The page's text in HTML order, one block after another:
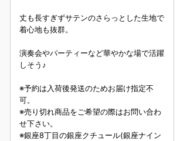
丈も長すぎずサテンのさらっとした生地で
着心地も抜群。
演奏会やパーティーなど華やかな場で活躍
しそう♪
※予約は入荷後発送のためお届け指定不
可。
※売り切れ商品をご希望の際はお問い合わ
せ下さい。
※銀座8丁目の銀座クチュール(銀座ナイン